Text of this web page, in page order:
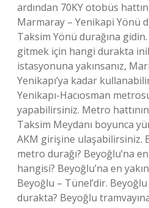
ardından 70KY otobüs
Marmaray – Yenikapi Yönü
Taksim Yönü durağına
gitmek için hangi durakta
istasyonuna yakınsanız,
Yenikapı’ya kadar
Yenikapı-Hacıosman
yapabilirsiniz. Metro
Taksim Meydanı boyunca
AKM girişine ulaşabilirsiniz.
metro durağı? Beyoğlu’na
hangisi? Beyoğlu’na en
Beyoğlu – Tünel’dir.
durakta? Beyoğlu